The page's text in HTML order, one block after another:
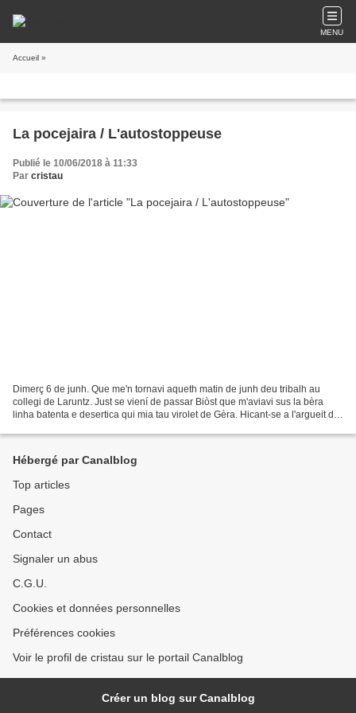
MENU
Accueil »
La pocejaira / L'autostoppeuse
Publié le 10/06/2018 à 11:33
Par cristau
Dimerç 6 de junh. Que me'n tornavi aqueth matin de junh deu tribalh au
collegi de Laruntz. Just se viení de passar Biòst que m'aviavi sus la bèra
linha batenta e desertica qui mia tau virolet de Gèra. Hicant-se a l'argueit de
Hébergé par Canalblog
Top articles
Pages
Contact
Signaler un abus
C.G.U.
Cookies et données personnelles
Préférences cookies
Voir le profil de cristau sur le portail Canalblog
Créer un blog sur Canalblog